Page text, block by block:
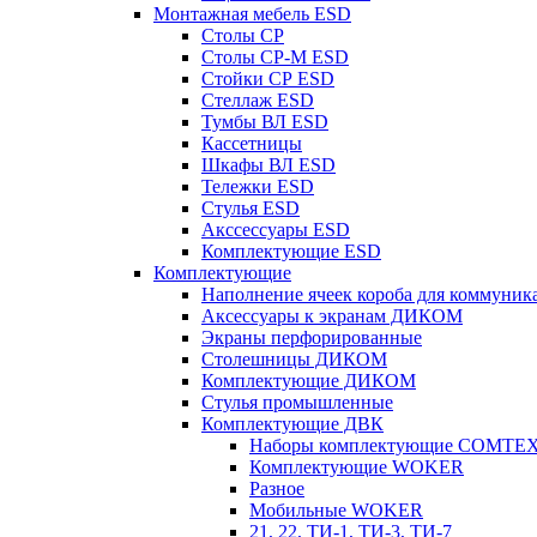
Монтажная мебель ESD
Столы СР
Столы СР-М ESD
Стойки СР ESD
Стеллаж ESD
Тумбы ВЛ ESD
Кассетницы
Шкафы ВЛ ESD
Тележки ESD
Стулья ESD
Акссессуары ESD
Комплектующие ESD
Комплектующие
Наполнение ячеек короба для
Аксессуары к экранам ДИКОМ
Экраны перфорированные
Cтолешницы ДИКОМ
Комплектующие ДИКОМ
Стулья промышленные
Комплектующие ДВК
Наборы комплектующие
Комплектующие WOKER
Разное
Мобильные WOKER
21, 22, ТИ-1, ТИ-3, ТИ-7